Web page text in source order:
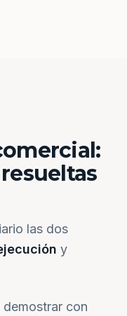
las dos
y
con